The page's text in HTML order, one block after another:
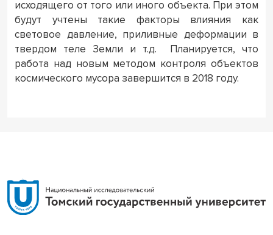
исходящего от того или иного объекта. При этом
будут учтены такие факторы влияния как
световое давление, приливные деформации в
твердом теле Земли и т.д. Планируется, что
работа над новым методом контроля объектов
космического мусора завершится в 2018 году.